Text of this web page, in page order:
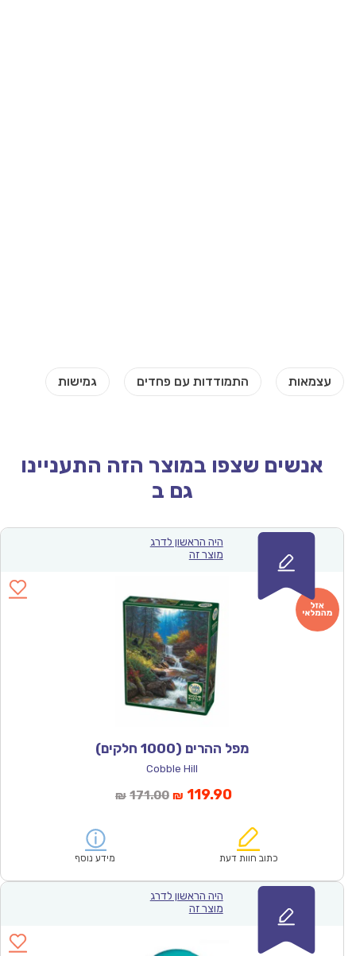
אנשים שצפו במוצר הזה התעניינו
גם ב
היה הראשון לדרג
מוצר זה
מפל ההרים (1000 חלקים)
Cobble Hill
₪ 171.00המחיר
₪171.00.
₪ 119.90המחיר
הוא:
כתוב חוות דעת מידע נוסף
היה הראשון לדרג
מוצר זה